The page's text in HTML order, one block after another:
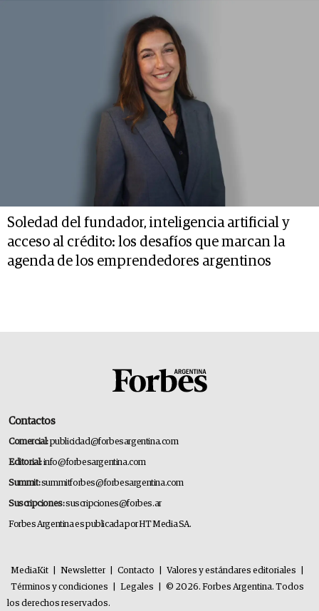
Soledad del fundador, inteligencia artificial y
acceso al crédito: los desafíos que marcan la
agenda de los emprendedores argentinos
Contactos
Comercial:publicidad@forbesargentina.com
Editorial:info@forbesargentina.com
Summit:summitforbes@forbesargentina.com
Suscripciones:suscripciones@forbes.ar
Forbes Argentina es publicada por HT Media SA.
MediaKit Newsletter Contacto Valores y estándares editoriales
Términos y condiciones
Legales
© 2026. Forbes Argentina. Todos
los derechos reservados.